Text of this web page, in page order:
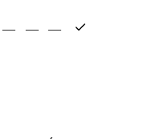
— —
—